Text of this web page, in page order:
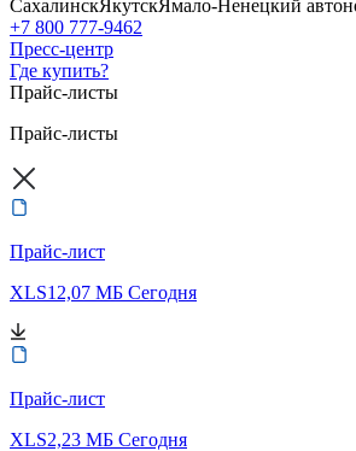
СахалинскЯкутскЯмало-Ненецкий
+7 800 777-9462
Пресс-центр
Где купить?
Прайс-листы
Прайс-листы
Прайс-лист
XLS12,07 МБ Сегодня
Прайс-лист
XLS2,23 МБ Сегодня